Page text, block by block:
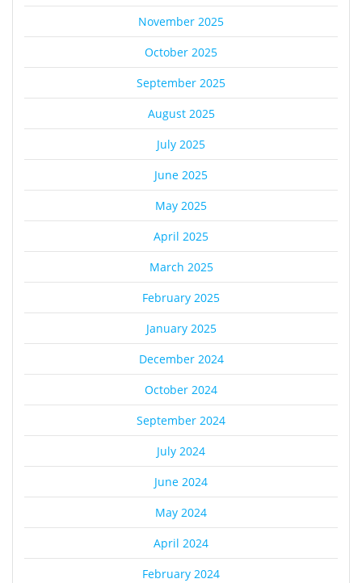
November 2025
October 2025
September 2025
August 2025
July 2025
June 2025
May 2025
April 2025
March 2025
February 2025
January 2025
December 2024
October 2024
September 2024
July 2024
June 2024
May 2024
April 2024
February 2024